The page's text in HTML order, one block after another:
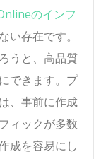
のインフ
い存在です。
うと、高品質
できます。プ
、事前に作成
ィックが多数
成を容易にし